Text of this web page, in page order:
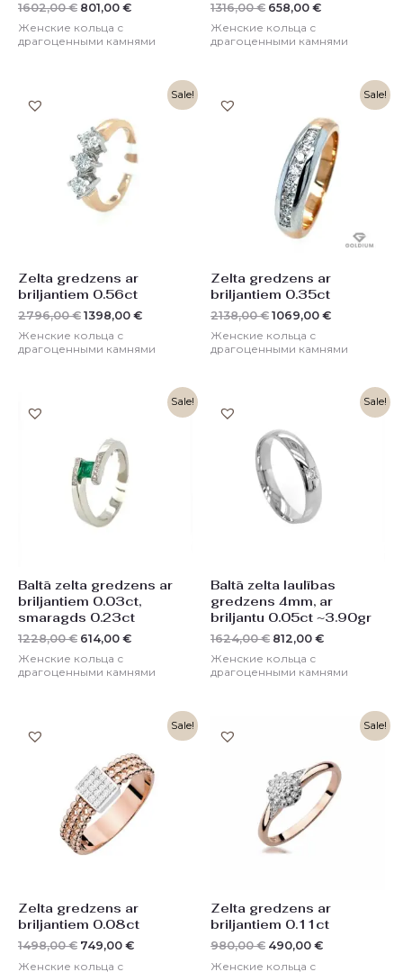
1602,00€ 801,00 €
Женские кольца с
драгоценными камнями
1316,00€ 658,00 €
Женские кольца с
драгоценными камнями
Sale!
Zelta gredzens ar
briljantiem 0.56ct
2796,00€
Первоначальная
составляла
2796,00 €.
1398,00 €
Текущая
цена:
Женские кольца с
драгоценными камнями
Sale!
Zelta gredzens ar
briljantiem 0.35ct
2138,00€
Первоначальная
составляла
2138,00 €.
1069,00 €
Текущая
цена:
1069,00 €.
Женские кольца с
драгоценными камнями
Sale!
Baltā zelta gredzens ar
briljantiem 0.03ct,
smaragds 0.23ct
1228,00€
Первоначальная
1228,00 €.
614,00 €
Текущая
Женские кольца с
драгоценными камнями
Sale!
Baltā zelta laulības
gredzens 4mm, ar
briljantu 0.05ct ~3.90gr
1624,00€
Первоначальная
составляла
1624,00 €.
812,00 €
Текущая
Женские кольца с
драгоценными камнями
Sale!
Zelta gredzens ar
briljantiem 0.08ct
1498,00€
Первоначальная
составляла
1498,00 €.
749,00 €
Текущая
749,00 €.
Женские кольца с
Sale!
Zelta gredzens ar
briljantiem 0.11ct
980,00€
Первоначальная
980,00 €.
490,00 €
Текущая
Женские кольца с